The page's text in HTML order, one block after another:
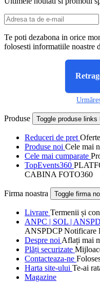
Te poti dezabona in orice
folosesti informatiile noastre
Produse Toggle produse links
Reduceri de pret
Produse noi Cele mai
Cele mai cumparate
TopEvents360
CABINA FOTO360
Firma noastra Toggle firma
Livrare Termenii și
ANPC | SOL |
ANSPDCP Notificare
Despre noi Aflați mai
Plăți securizate
Contacteaza-ne
Harta site-ului Te-ai
Magazine